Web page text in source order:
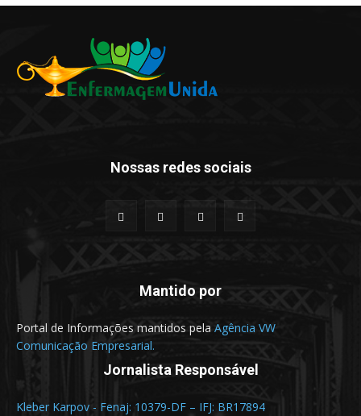
Nossas redes sociais
Mantido por
Portal de Informações mantidos pela Agência VW
Comunicação Empresarial.
Jornalista Responsável
Kleber Karpov - Fenaj: 10379-DF – IFJ: BR17894